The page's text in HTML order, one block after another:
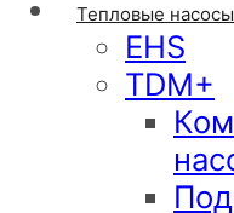
Тепловые насосы
EHS
TDM+